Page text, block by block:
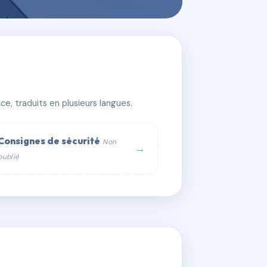
traduits en plusieurs langues.
de sécurité Non
→